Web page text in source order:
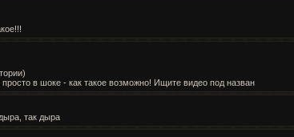
в шоке - как такое возможно! Ищите видео под назван
так дыра